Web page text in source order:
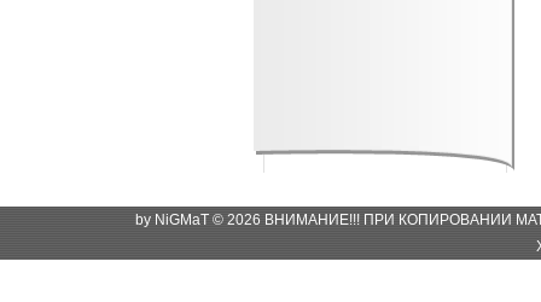
by NiGMaT © 2026 ВНИМАНИЕ!!! ПРИ КОПИРОВАНИИ